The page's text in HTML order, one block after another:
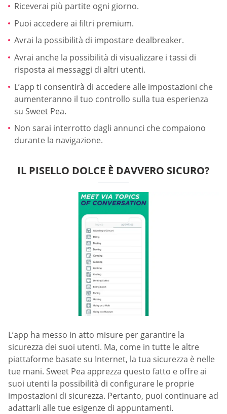
Riceverai più partite ogni giorno.
Puoi accedere ai filtri premium.
Avrai la possibilità di impostare dealbreaker.
Avrai anche la possibilità di visualizzare i tassi di
risposta ai messaggi di altri utenti.
L’app ti consentirà di accedere alle impostazioni che
aumenteranno il tuo controllo sulla tua esperienza
su Sweet Pea.
Non sarai interrotto dagli annunci che compaiono
durante la navigazione.
IL PISELLO DOLCE È DAVVERO SICURO?
L’app ha messo in atto misure per garantire la
sicurezza dei suoi utenti. Ma, come in tutte le altre
piattaforme basate su Internet, la tua sicurezza è nelle
tue mani. Sweet Pea apprezza questo fatto e offre ai
suoi utenti la possibilità di configurare le proprie
impostazioni di sicurezza. Pertanto, puoi continuare ad
adattarli alle tue esigenze di appuntamenti.